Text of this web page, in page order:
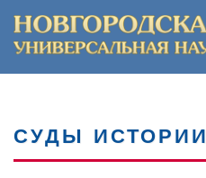
СУДЫ ИСТОРИИ